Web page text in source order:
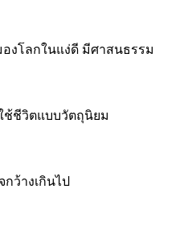
งโลกในแง่ดี มีศาสนธรรม
ช้ชีวิตแบบวัตถุนิยม
ว้างเกินไป